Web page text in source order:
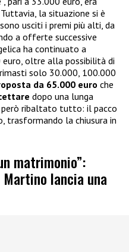
la situazione si è
usciti i premi più alti, da
a offerte successive
ha continuato a
oltre alla possibilità di
solo 30.000, 100.000
da 65.000 euro che
dopo una lunga
ribaltato tutto: il pacco
trasformando la chiusura in
matrimonio”:
lancia una